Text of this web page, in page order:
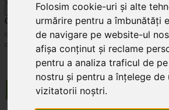
Folosim cookie-uri și alte
urmărire pentru a îmbunătăți
de navigare pe website-ul
afișa conținut și reclame
pentru a analiza traficul de
nostru și pentru a înțelege de
vizitatorii noștri.
Celoplast
Transportul este GRATUIT pentru comenzile mai mari
valoare de 100 Lei. Expediere în 1 - 2